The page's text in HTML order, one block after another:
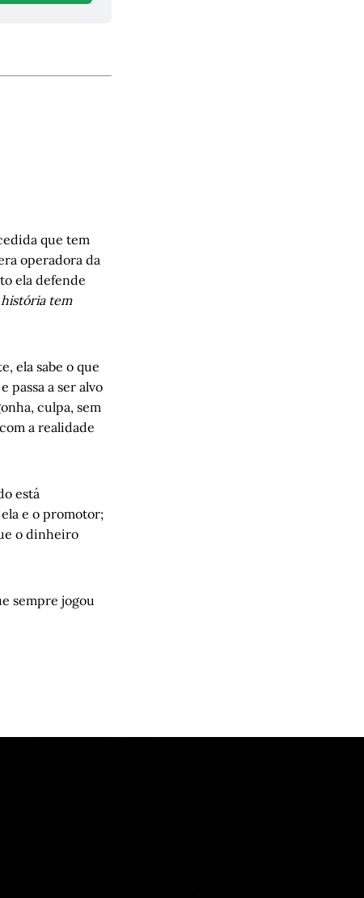
que tem
operadora da
ela defende
tem
ela sabe o que
passa a ser alvo
culpa, sem
a realidade
está
e o promotor;
o dinheiro
sempre jogou